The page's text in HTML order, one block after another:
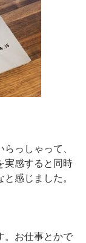
っしゃって、
実感すると同時
感じました。
。お仕事とかで